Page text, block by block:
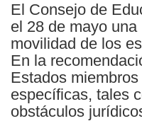
El Consejo de
el 28 de mayo
movilidad de los
En la
Estados
específicas, tales
obstáculos